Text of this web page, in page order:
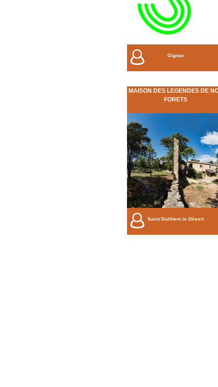
Gignac
MAISON DES LEGENDES DE
FORETS
Saint Guilhem le Désert